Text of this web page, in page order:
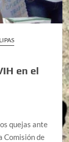
en el
quejas ante
Comisión de